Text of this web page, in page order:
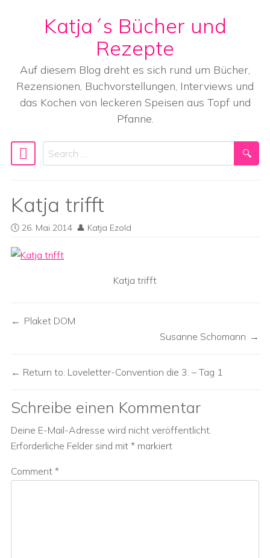
Skip to content
Katja´s Bücher und
Rezepte
Auf diesem Blog dreht es sich rund um Bücher,
Rezensionen, Buchvorstellungen, Interviews und
das Kochen von leckeren Speisen aus Topf und
Pfanne.
Main Navigation
Search
Katja trifft
26. Mai 2014 Katja Ezold
Katja trifft
Plaket DOM
Susanne Schomann
Return to: Loveletter-Convention die 3. – Tag 1
Schreibe einen Kommentar
Deine E-Mail-Adresse wird nicht veröffentlicht.
Erforderliche Felder sind mit * markiert
Comment *